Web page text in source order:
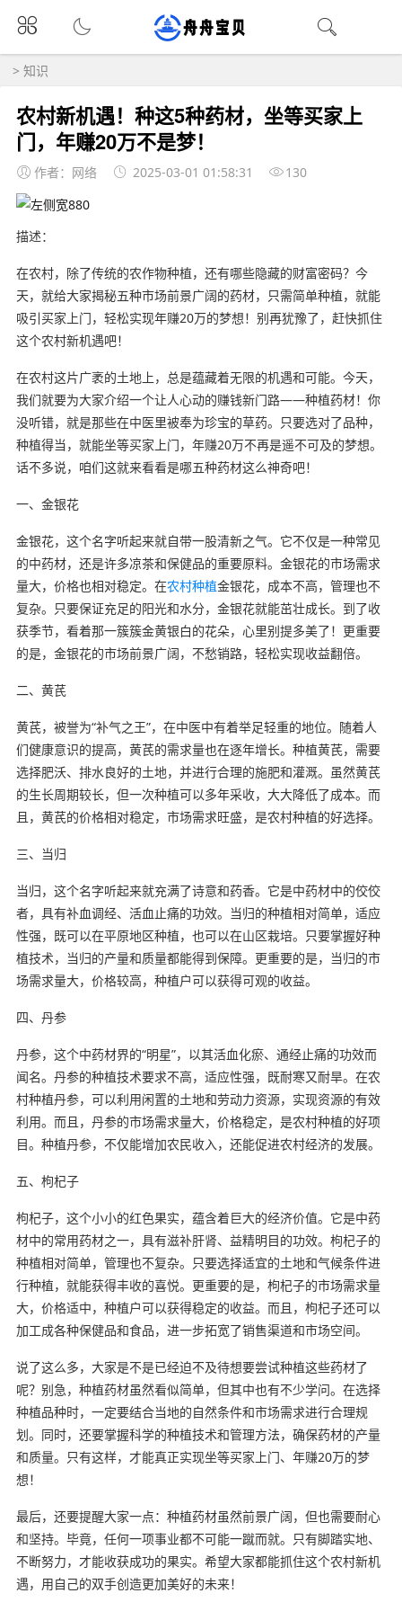
> 知识
农村新机遇！种这5种药材，坐等买家上
门，年赚20万不是梦！
作者：网络 2025-03-01 01:58:31 130
描述：
在农村，除了传统的农作物种植，还有哪些隐藏的财富密码？今
天，就给大家揭秘五种市场前景广阔的药材，只需简单种植，就能
吸引买家上门，轻松实现年赚20万的梦想！别再犹豫了，赶快抓住
这个农村新机遇吧！
在农村这片广袤的土地上，总是蕴藏着无限的机遇和可能。今天，
我们就要为大家介绍一个让人心动的赚钱新门路——种植药材！你
没听错，就是那些在中医里被奉为珍宝的草药。只要选对了品种，
种植得当，就能坐等买家上门，年赚20万不再是遥不可及的梦想。
话不多说，咱们这就来看看是哪五种药材这么神奇吧！
一、金银花
金银花，这个名字听起来就自带一股清新之气。它不仅是一种常见
的中药材，还是许多凉茶和保健品的重要原料。金银花的市场需求
量大，价格也相对稳定。在农村种植金银花，成本不高，管理也不
复杂。只要保证充足的阳光和水分，金银花就能茁壮成长。到了收
获季节，看着那一簇簇金黄银白的花朵，心里别提多美了！更重要
的是，金银花的市场前景广阔，不愁销路，轻松实现收益翻倍。
二、黄芪
黄芪，被誉为“补气之王”，在中医中有着举足轻重的地位。随着人
们健康意识的提高，黄芪的需求量也在逐年增长。种植黄芪，需要
选择肥沃、排水良好的土地，并进行合理的施肥和灌溉。虽然黄芪
的生长周期较长，但一次种植可以多年采收，大大降低了成本。而
且，黄芪的价格相对稳定，市场需求旺盛，是农村种植的好选择。
三、当归
当归，这个名字听起来就充满了诗意和药香。它是中药材中的佼佼
者，具有补血调经、活血止痛的功效。当归的种植相对简单，适应
性强，既可以在平原地区种植，也可以在山区栽培。只要掌握好种
植技术，当归的产量和质量都能得到保障。更重要的是，当归的市
场需求量大，价格较高，种植户可以获得可观的收益。
四、丹参
丹参，这个中药材界的“明星”，以其活血化瘀、通经止痛的功效而
闻名。丹参的种植技术要求不高，适应性强，既耐寒又耐旱。在农
村种植丹参，可以利用闲置的土地和劳动力资源，实现资源的有效
利用。而且，丹参的市场需求量大，价格稳定，是农村种植的好项
目。种植丹参，不仅能增加农民收入，还能促进农村经济的发展。
五、枸杞子
枸杞子，这个小小的红色果实，蕴含着巨大的经济价值。它是中药
材中的常用药材之一，具有滋补肝肾、益精明目的功效。枸杞子的
种植相对简单，管理也不复杂。只要选择适宜的土地和气候条件进
行种植，就能获得丰收的喜悦。更重要的是，枸杞子的市场需求量
大，价格适中，种植户可以获得稳定的收益。而且，枸杞子还可以
加工成各种保健品和食品，进一步拓宽了销售渠道和市场空间。
说了这么多，大家是不是已经迫不及待想要尝试种植这些药材了
呢？别急，种植药材虽然看似简单，但其中也有不少学问。在选择
种植品种时，一定要结合当地的自然条件和市场需求进行合理规
划。同时，还要掌握科学的种植技术和管理方法，确保药材的产量
和质量。只有这样，才能真正实现坐等买家上门、年赚20万的梦
想！
最后，还要提醒大家一点：种植药材虽然前景广阔，但也需要耐心
和坚持。毕竟，任何一项事业都不可能一蹴而就。只有脚踏实地、
不断努力，才能收获成功的果实。希望大家都能抓住这个农村新机
遇，用自己的双手创造更加美好的未来！